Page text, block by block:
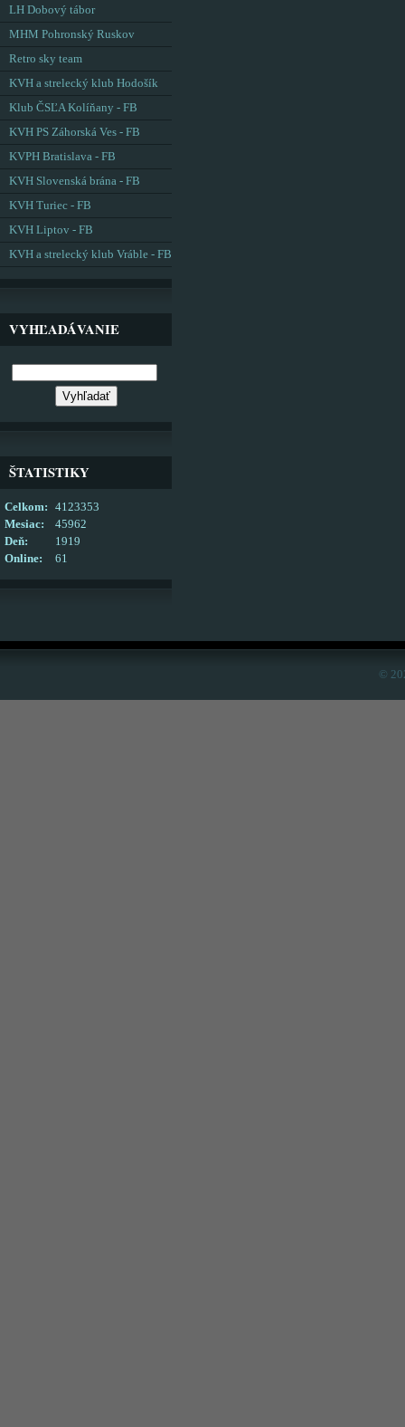
LH Dobový tábor
MHM Pohronský Ruskov
Retro sky team
KVH a strelecký klub Hodošík
Klub ČSĽA Kolíňany - FB
KVH PS Záhorská Ves - FB
KVPH Bratislava - FB
KVH Slovenská brána - FB
KVH Turiec - FB
KVH Liptov - FB
KVH a strelecký klub Vráble - FB
VYHĽADÁVANIE
ŠTATISTIKY
Online: 61
Celkom:
4123353
Mesiac:
45962
Deň:
1919
©